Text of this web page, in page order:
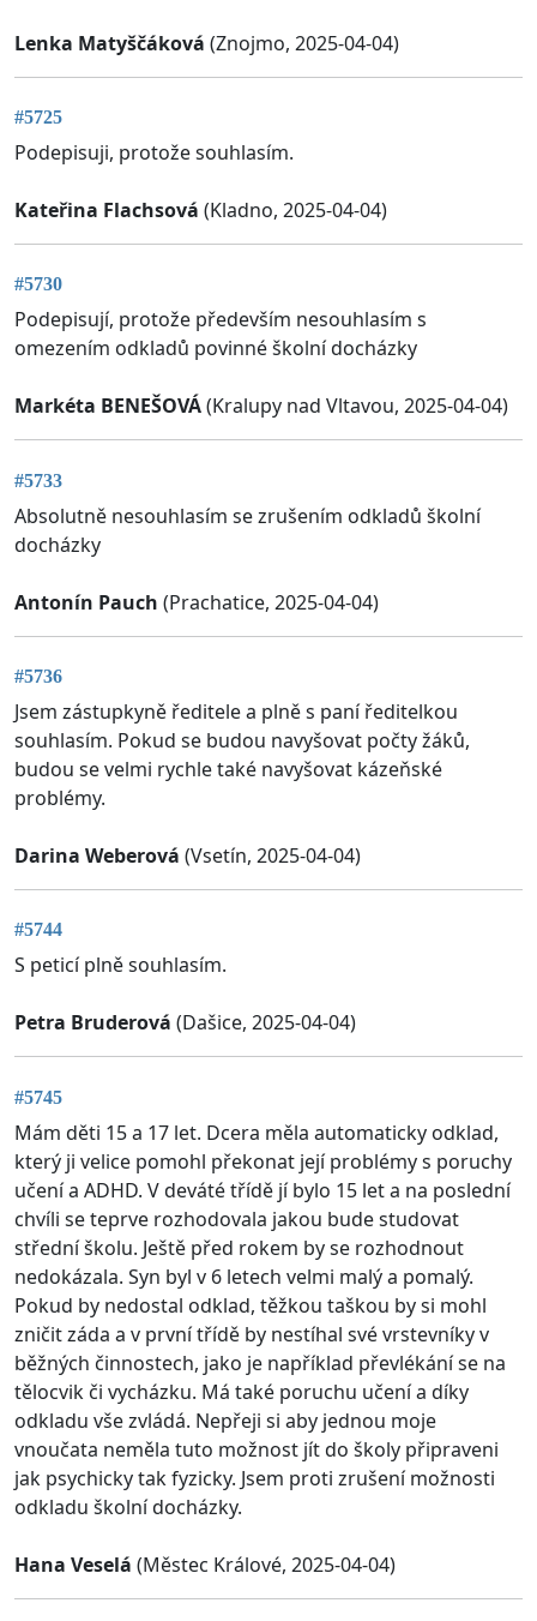
Lenka Matyščáková (Znojmo, 2025-04-04)
#5725
Podepisuji, protože souhlasím.
Kateřina Flachsová (Kladno, 2025-04-04)
#5730
Podepisují, protože především nesouhlasím s
omezením odkladů povinné školní docházky
Markéta BENEŠOVÁ(Kralupy nad Vltavou, 2025-04-04)
#5733
Absolutně nesouhlasím se zrušením odkladů školní
docházky
Antonín Pauch (Prachatice, 2025-04-04)
#5736
Jsem zástupkyně ředitele a plně s paní ředitelkou
souhlasím. Pokud se budou navyšovat počty žáků,
budou se velmi rychle také navyšovat kázeňské
problémy.
Darina Weberová (Vsetín, 2025-04-04)
#5744
S peticí plně souhlasím.
Petra Bruderová (Dašice, 2025-04-04)
#5745
Mám děti 15 a 17 let. Dcera měla automaticky odklad,
který ji velice pomohl překonat její problémy s poruchy
učení a ADHD. V deváté třídě jí bylo 15 let a na poslední
chvíli se teprve rozhodovala jakou bude studovat
střední školu. Ještě před rokem by se rozhodnout
nedokázala. Syn byl v 6 letech velmi malý a pomalý.
Pokud by nedostal odklad, těžkou taškou by si mohl
zničit záda a v první třídě by nestíhal své vrstevníky v
běžných činnostech, jako je například převlékání se na
tělocvik či vycházku. Má také poruchu učení a díky
odkladu vše zvládá. Nepřeji si aby jednou moje
vnoučata neměla tuto možnost jít do školy připraveni
jak psychicky tak fyzicky. Jsem proti zrušení možnosti
odkladu školní docházky.
Hana Veselá (Městec Králové, 2025-04-04)